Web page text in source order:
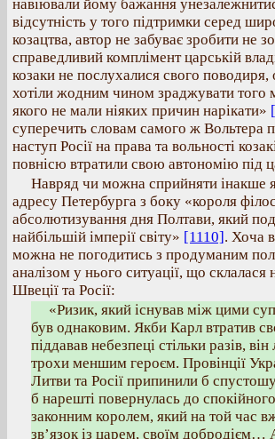
навіювали йому бажання
відсутність у того підтримки серед
козацтва, автор не забуває зробити не
справедливий комплімент царській
козаки не послухалися свого поводиря,
хотіли жодним чином зраджувати того
якого не мали ніяких причин нарікати»
суперечить словам самого ж Вольтера
наступ Росії на права та вольності
повнісю втратили свою автономію під
Навряд чи можна сприйняти інакше
адресу Петербурга з боку «короля
абсолютизування дня Полтави, який
найбільшій імперії світу» [1110]. Хоча
можна не погодитись з продуманим
аналізом у нього ситуації, що
Швеції та Росії:
«Ризик, який існував між цими
був однаковим. Якби Карл втратив
піддавав небезпеці стільки разів,
трохи меншим героєм. Провінції
Литви та Росії припинили б
б нарешті повернулась до
законним королем, який на той час
зв’язок із царем, своїм добродієм…